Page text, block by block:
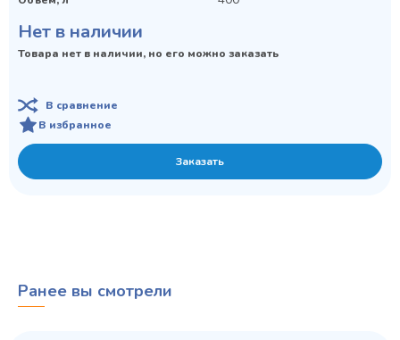
Нет в наличии
Товара нет в наличии, но его можно заказать
В сравнение
В избранное
Заказать
Ранее вы смотрели